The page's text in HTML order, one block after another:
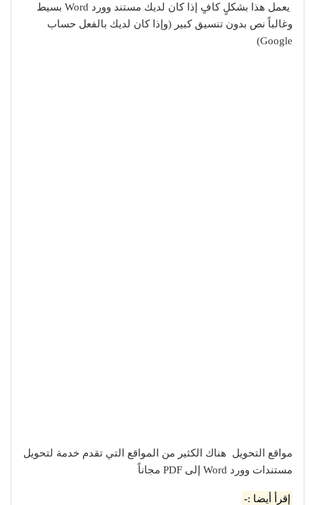
يعمل هذا بشكلٍ كافٍ إذا كان لديك مستند وورد Word بسيط
وغالباً نص بدون تنسيق كبير (وإذا كان لديك بالفعل حساب
Google)
مواقع التحويل هناك الكثير من المواقع التي تقدم خدمة لتحويل
مستندات وورد Word إلى PDF مجاناً
إقرأ أيضا :-